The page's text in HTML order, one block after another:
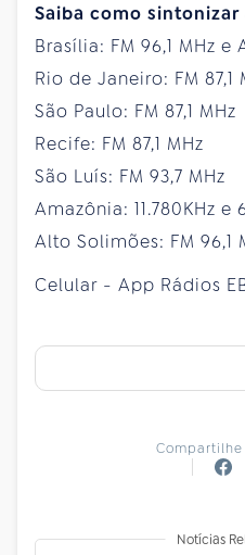
Saiba como sintonizar
Brasília: FM 96,1 MHz e
Rio de Janeiro: FM 87,1
São Paulo: FM 87,1 MHz
Recife: FM 87,1 MHz
São Luís: FM 93,7 MHz
Amazônia: 11.780KHz e
Alto Solimões: FM 96,1
Celular - App Rádios
Notícias